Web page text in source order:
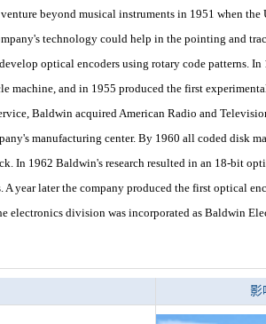
beyond musical instruments in 1951 when the
technology could help in the pointing and
optical encoders using rotary code patterns.
machine, and in 1955 produced the first
Baldwin acquired American Radio and
manufacturing center. By 1960 all coded disk
In 1962 Baldwin's research resulted in an 18-bit
A year later the company produced the first optical
electronics division was incorporated as Baldwin
影